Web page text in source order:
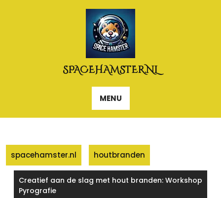
SPACEHAMSTER.NL
MENU
spacehamster.nl houtbranden
Creatief aan de slag met hout branden: Workshop
Pyrografie